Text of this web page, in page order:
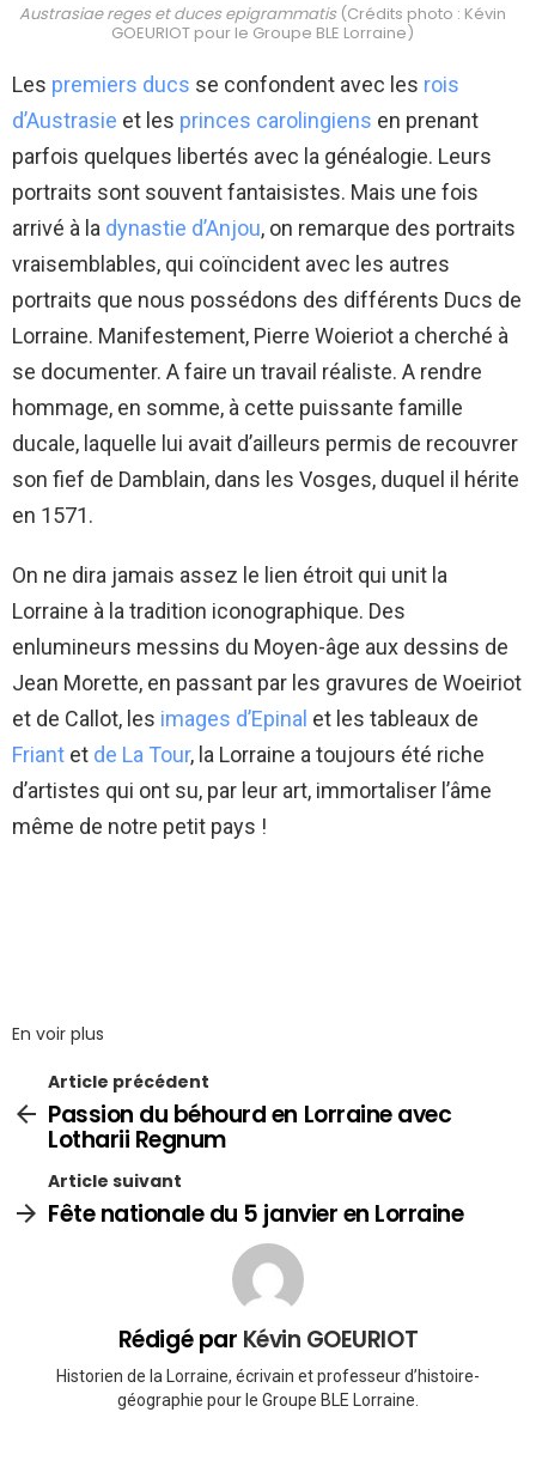
Austrasiae reges et duces epigrammatis(Crédits photo : Kévin
GOEURIOT pour le Groupe BLE Lorraine)
Les premiers ducs se confondent avec les rois
d’Austrasie et les princes carolingiens en prenant
parfois quelques libertés avec la généalogie. Leurs
portraits sont souvent fantaisistes. Mais une fois
arrivé à la dynastie d’Anjou, on remarque des portraits
vraisemblables, qui coïncident avec les autres
portraits que nous possédons des différents Ducs de
Lorraine. Manifestement, Pierre Woieriot a cherché à
se documenter. A faire un travail réaliste. A rendre
hommage, en somme, à cette puissante famille
ducale, laquelle lui avait d’ailleurs permis de recouvrer
son fief de Damblain, dans les Vosges, duquel il hérite
en 1571.
On ne dira jamais assez le lien étroit qui unit la
Lorraine à la tradition iconographique. Des
enlumineurs messins du Moyen-âge aux dessins de
Jean Morette, en passant par les gravures de Woeiriot
et de Callot, les images d’Epinal et les tableaux de
Friant et de La Tour, la Lorraine a toujours été riche
d’artistes qui ont su, par leur art, immortaliser l’âme
même de notre petit pays !
En voir plus
Article précédent
Passion du béhourd en Lorraine avec
Lotharii Regnum
Article suivant
Fête nationale du 5 janvier en Lorraine
Rédigé par Kévin GOEURIOT
Historien de la Lorraine, écrivain et professeur d’histoire-
géographie pour le Groupe BLE Lorraine.